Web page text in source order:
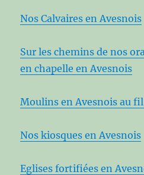
Nos Calvaires en Avesnois
Sur les chemins de nos
en chapelle en Avesnois
Moulins en Avesnois au fil
Nos kiosques en Avesnois
Eglises fortifiées en